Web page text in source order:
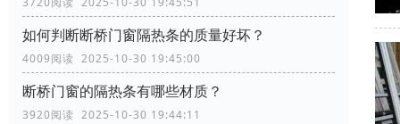
如何判断断桥门窗隔热条的质量好坏？
4009阅读 2025-10-30 19:45:00
断桥门窗的隔热条有哪些材质？
3920阅读 2025-10-30 19:44:11